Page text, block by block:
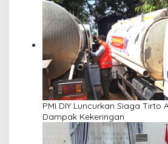
PMI DIY Luncurkan Siaga Tirto
Dampak Kekeringan